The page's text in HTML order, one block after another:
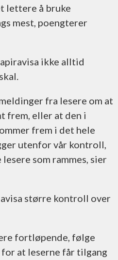
lettere å bruke
mest, poengterer
ikke alltid
fra lesere om at
frem, eller at den i
frem i det hele
utenfor vår kontroll,
som rammes, sier
større kontroll over
fortløpende, følge
at leserne får tilgang